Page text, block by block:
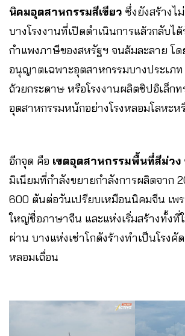
นิคมอุตสาหกรรมสีเขียว ซึ่งยังสร้างไ
บางโรงงานที่เปิดดำเนินการแล้วกลับไ
กำแพงภาษีของสหรัฐฯ จนล้มละลาย โ
อนุญาตเฉพาะอุตสาหกรรมบางประเภท
ถ้วยกระดาษ หรือโรงงานผลิตชิปอิเล็ก
อุตสาหกรรมหนักอย่างโรงหลอมโลหะห
อีกจุด คือ เขตอุตสาหกรรมพื้นที่สีม่วง
มิเนียมที่กำลังขยายกำลังการผลิตจาก
600 ตันต่อวันเปรียบเหมือนนิคมจีน เพร
ใหญ่ชื่อภาษาจีน และแห่งเริ่มสร้างทั้งที่
ผ่าน บางแห่งเช่าโกดังร้างทำเป็นโรงคั
หลอมเถื่อน